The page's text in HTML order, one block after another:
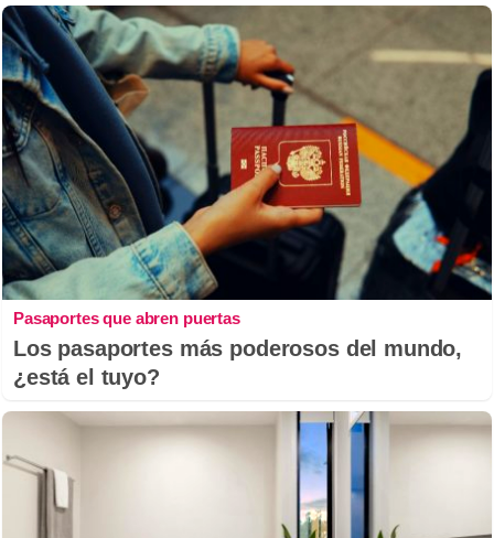
Pasaportes que abren puertas
Los pasaportes más poderosos del mundo,
¿está el tuyo?